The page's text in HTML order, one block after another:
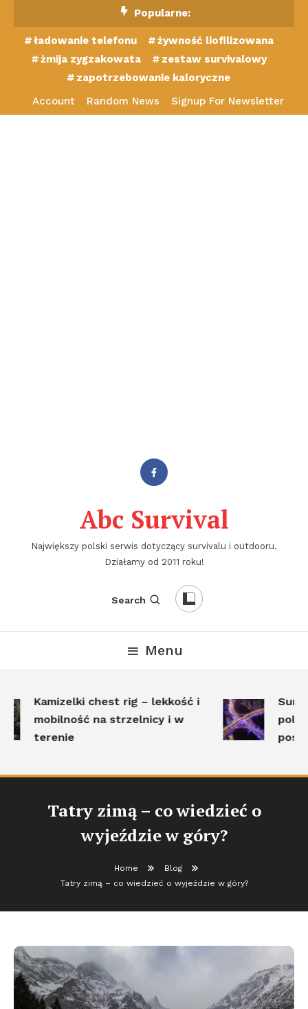
Content
Popularne:
ładowanie telefonu
żywność liofilizowana
żmija zygzakowata
zestaw survivalowy
zapotrzebowanie kaloryczne
Account
Random News Signup For Newsletter
Abc Survival
Największy polski serwis dotyczący survivalu i outdooru.
Działamy od 2011 roku!
Search
Menu
Kamizelki chest rig – lekkość i
mobilność na strzelnicy i w
terenie
Tatry zimą – co wiedzieć o
wyjeździe w góry?
Home
Blog
Tatry zimą – co wiedzieć o wyjeździe w góry?